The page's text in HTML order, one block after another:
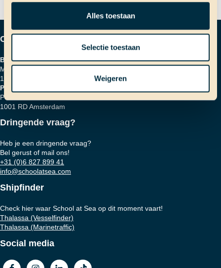
Alles toestaan
Selectie toestaan
Weigeren
Contactgegevens
Bezoekadres
Marinierskade 59
1018 HZ Amsterdam
Postadres
Postbus 16664
1001 RD Amsterdam
Dringende vraag?
Heb je een dringende vraag?
Bel gerust of mail ons!
+31 (0)6 827 899 41
info@schoolatsea.com
Shipfinder
Check hier waar School at Sea op dit moment vaart!
Thalassa (Vesselfinder)
Thalassa (Marinetraffic)
Social media